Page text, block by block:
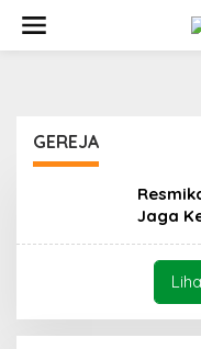
w
GEREJA
Jaga